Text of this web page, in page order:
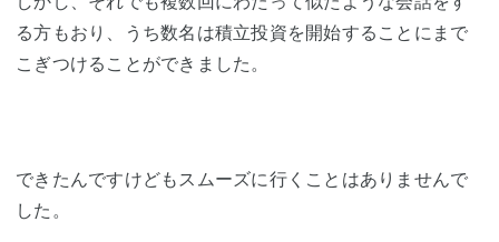
る方もおり、うち数名は積立投資を開始することにまで
こぎつけることができました。
できたんですけどもスムーズに行くことはありませんで
した。